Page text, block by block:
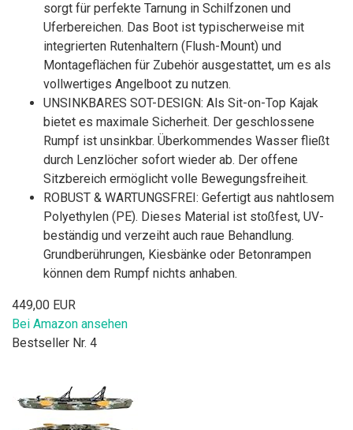
sorgt für perfekte Tarnung in Schilfzonen und
Uferbereichen. Das Boot ist typischerweise mit
integrierten Rutenhaltern (Flush-Mount) und
Montageflächen für Zubehör ausgestattet, um es als
vollwertiges Angelboot zu nutzen.
UNSINKBARES SOT-DESIGN: Als Sit-on-Top Kajak
bietet es maximale Sicherheit. Der geschlossene
Rumpf ist unsinkbar. Überkommendes Wasser fließt
durch Lenzlöcher sofort wieder ab. Der offene
Sitzbereich ermöglicht volle Bewegungsfreiheit.
ROBUST & WARTUNGSFREI: Gefertigt aus nahtlosem
Polyethylen (PE). Dieses Material ist stoßfest, UV-
beständig und verzeiht auch raue Behandlung.
Grundberührungen, Kiesbänke oder Betonrampen
können dem Rumpf nichts anhaben.
449,00 EUR
Bei Amazon ansehen
Bestseller Nr. 4